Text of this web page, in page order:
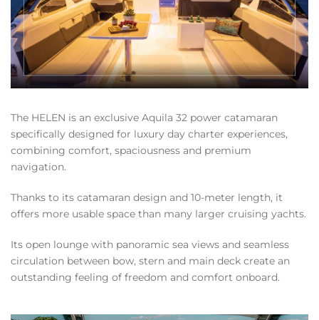
The HELEN is an exclusive Aquila 32 power catamaran
specifically designed for luxury day charter experiences,
combining comfort, spaciousness and premium
navigation.
Thanks to its catamaran design and 10-meter length, it
offers more usable space than many larger cruising yachts.
Its open lounge with panoramic sea views and seamless
circulation between bow, stern and main deck create an
outstanding feeling of freedom and comfort onboard.